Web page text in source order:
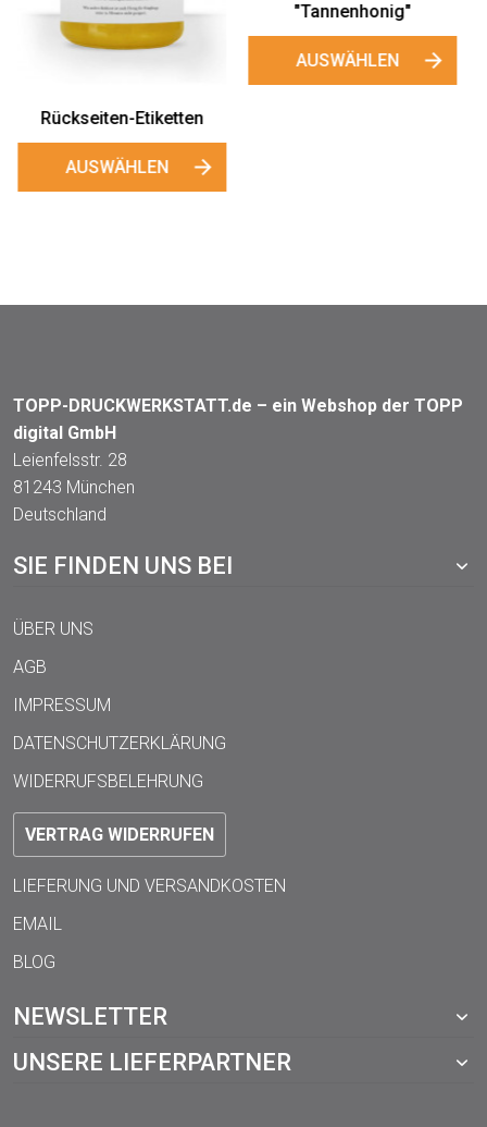
Runde Etiketten
"Tannenhonig"
AUSWÄHLEN
"Tannenhonig"
AUSWÄHLEN
TOPP-DRUCKWERKSTATT.de – ein Webshop der TOPP
digital GmbH
Leienfelsstr. 28
81243 München
Deutschland
SIE FINDEN UNS BEI
ÜBER UNS
AGB
IMPRESSUM
DATENSCHUTZERKLÄRUNG
WIDERRUFSBELEHRUNG
VERTRAG WIDERRUFEN
LIEFERUNG UND VERSANDKOSTEN
EMAIL
BLOG
NEWSLETTER
UNSERE LIEFERPARTNER